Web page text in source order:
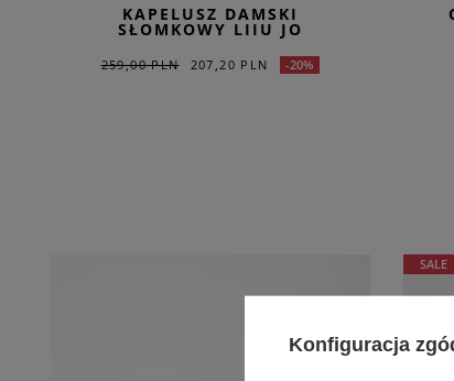
KAPELUSZ DAMSKI
SŁOMKOWY LIIU JO
259,00 PLN 207,20 PLN -20%
SALE
Konfiguracja